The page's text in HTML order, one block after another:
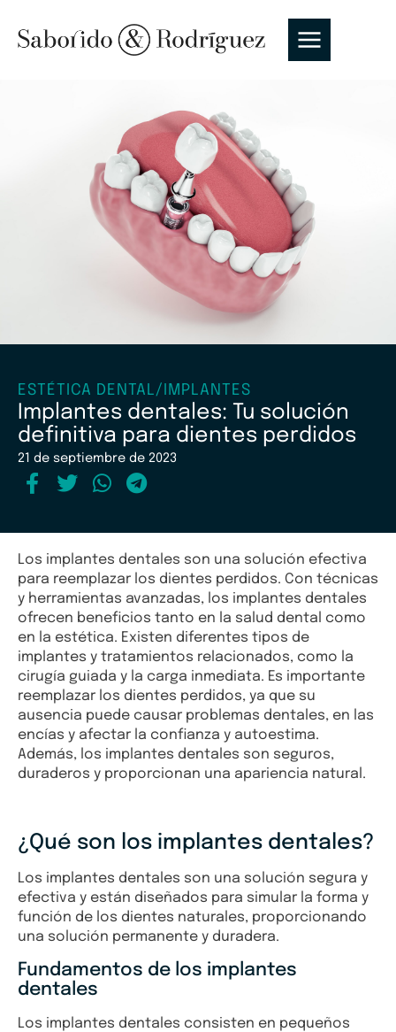
ESTÉTICA DENTAL/ IMPLANTES
Implantes dentales: Tu solución
definitiva para dientes perdidos
21 de septiembre de 2023
Los implantes dentales son una solución efectiva
para reemplazar los dientes perdidos. Con técnicas
y herramientas avanzadas, los implantes dentales
ofrecen beneficios tanto en la salud dental como
en la estética. Existen diferentes tipos de
implantes y tratamientos relacionados, como la
cirugía guiada y la carga inmediata. Es importante
reemplazar los dientes perdidos, ya que su
ausencia puede causar problemas dentales, en las
encías y afectar la confianza y autoestima.
Además, los implantes dentales son seguros,
duraderos y proporcionan una apariencia natural.
¿Qué son los implantes dentales?
Los implantes dentales son una solución segura y
efectiva y están diseñados para simular la forma y
función de los dientes naturales, proporcionando
una solución permanente y duradera.
Fundamentos de los implantes
dentales
Los implantes dentales consisten en pequeños